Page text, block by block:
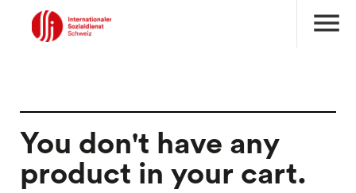
menu
You don't have any
product in your cart.